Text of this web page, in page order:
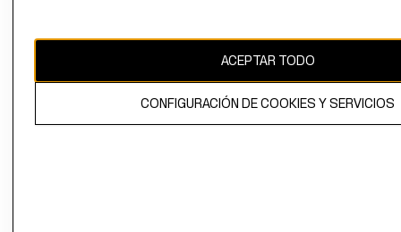
El contenido de esta página web está protegido por copyright y es
ACEPTAR TODO
CONFIGURACIÓN DE COOKIES Y SERVICIOS